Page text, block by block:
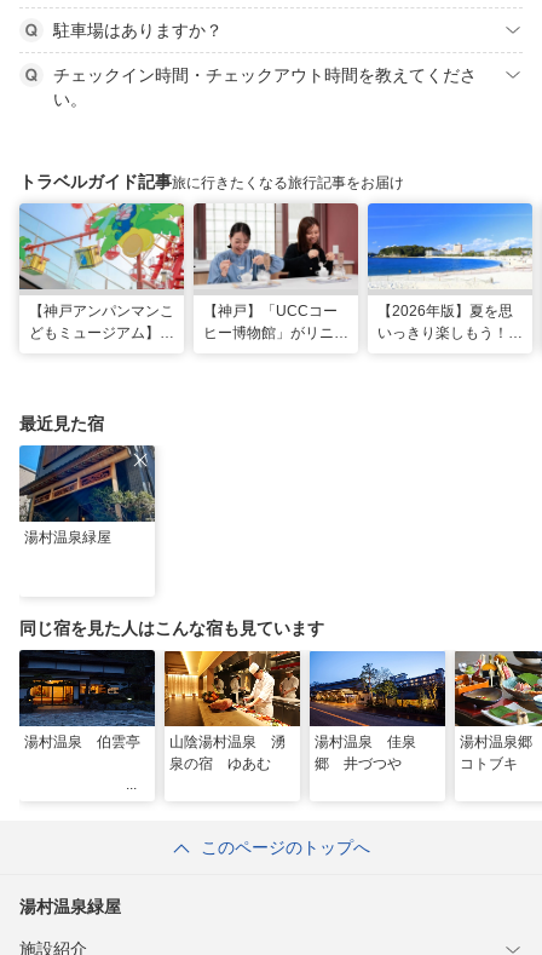
駐車場はありますか？
チェックイン時間・チェックアウト時間を教えてくださ
い。
トラベルガイド記事旅に行きたくなる旅行記事をお届け
【神戸アンパンマンこ
どもミュージアム】夏
ふき飛ばそう
【神戸】「UCCコー
ヒー博物館」がリニュ
【2026年版】夏を思
いっきり楽しもう！関
最近見た宿
湯村温泉緑屋
同じ宿を見た人はこんな宿も見ています
湯村温泉 伯雲亭
山陰湯村温泉 湧
泉の宿 ゆあむ
湯村温泉 佳泉
郷 井づつや
湯村温泉
コトブキ
このページのトップへ
湯村温泉緑屋
施設紹介